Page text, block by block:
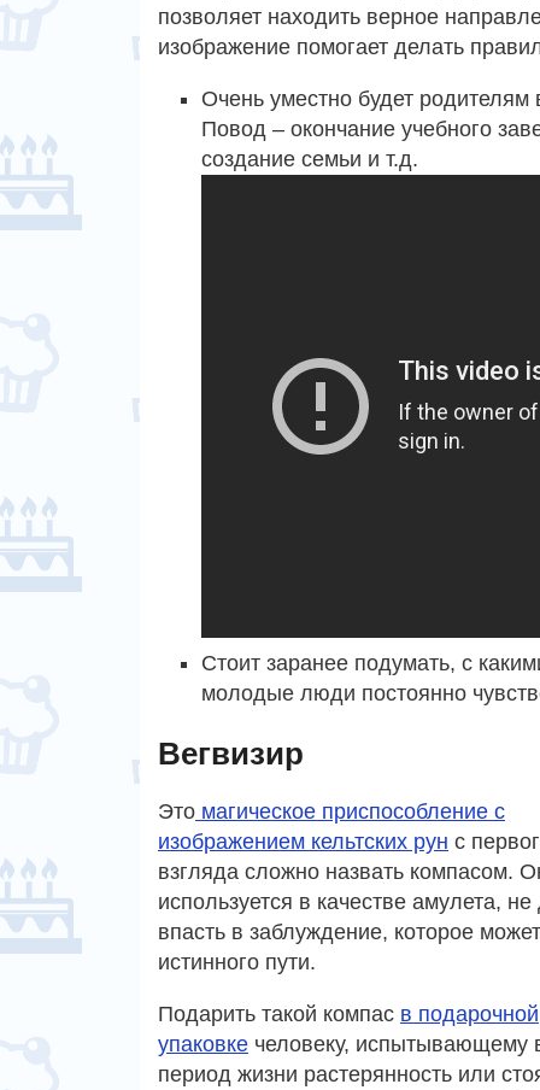
позволяет находить верное
изображение помогает делать
Очень уместно будет
Повод – окончание учебного
создание семьи и т.д.
Стоит заранее подумать, с
молодые люди постоянно
Вегвизир
Это магическое приспособление с
изображением кельтских рун с
взгляда сложно назвать компасом.
используется в качестве амулета,
впасть в заблуждение, которое
истинного пути.
Подарить такой компас в подарочной
упаковке человеку, испытывающему
период жизни растерянность или